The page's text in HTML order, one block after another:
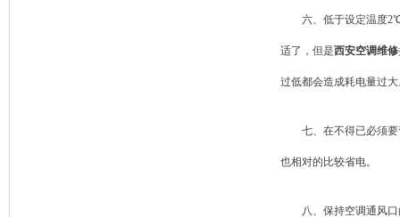
六、低于设定温度2℃
适了，但是西安空调维修
过低都会造成耗电量过
七、在不得已必须要
也相对的比较省电。
八、保持空调通风口